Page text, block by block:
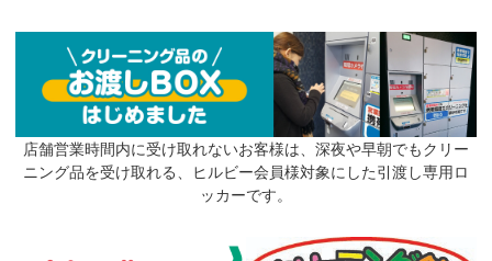
店舗営業時間内に受け取れないお客様は、深夜や早朝でもクリー
ニング品を受け取れる、ヒルビー会員様対象にした引渡し専用ロ
ッカーです。